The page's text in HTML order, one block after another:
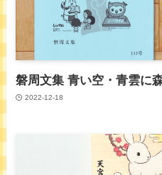
磐周文集 青い空・青雲に
2022-12-18